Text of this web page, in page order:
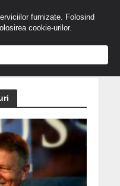
furnizate. Folosind
cookie-urilor.